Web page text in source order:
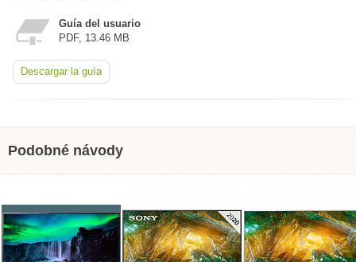
Guía del usuario
PDF, 13.46 MB
Descargar la guía
Podobné návody